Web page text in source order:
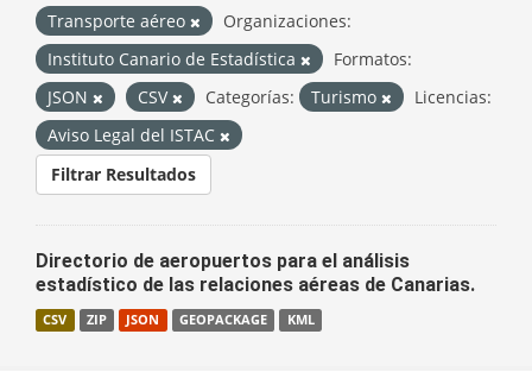
Transporte aéreo
Organizaciones:
Instituto Canario de Estadística
Formatos:
JSON
CSV Categorías: Turismo
Licencias:
Aviso Legal del ISTAC
Filtrar Resultados
Directorio de aeropuertos para el análisis
estadístico de las relaciones aéreas de Canarias.
CSV ZIP JSON GEOPACKAGE KML